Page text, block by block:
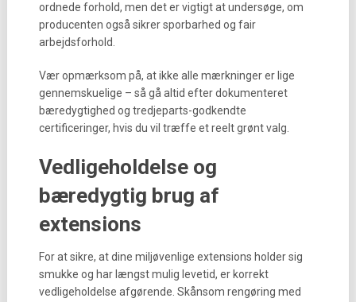
ordnede forhold, men det er vigtigt at undersøge, om
producenten også sikrer sporbarhed og fair
arbejdsforhold.
Vær opmærksom på, at ikke alle mærkninger er lige
gennemskuelige – så gå altid efter dokumenteret
bæredygtighed og tredjeparts-godkendte
certificeringer, hvis du vil træffe et reelt grønt valg.
Vedligeholdelse og
bæredygtig brug af
extensions
For at sikre, at dine miljøvenlige extensions holder sig
smukke og har længst mulig levetid, er korrekt
vedligeholdelse afgørende. Skånsom rengøring med